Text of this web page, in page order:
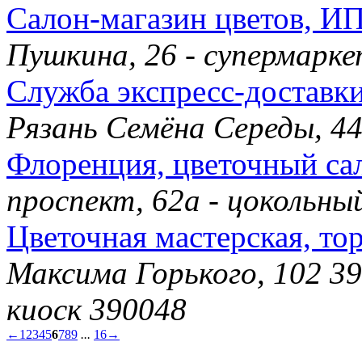
Салон-магазин цветов,
Пушкина, 26 -
Служба экспресс-
Рязань Семёна Середы,
Флоренция, цветочный
проспект, 62а -
Цветочная мастерская,
Максима Горького, 102
киоск 390048
← 1 23456789 ... 16→